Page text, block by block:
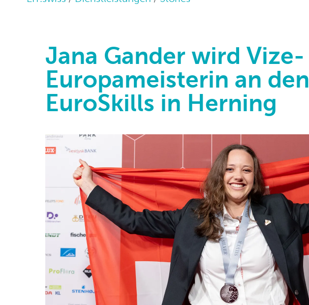
Jana Gander wird Vize-
Europameisterin an den
EuroSkills in Herning